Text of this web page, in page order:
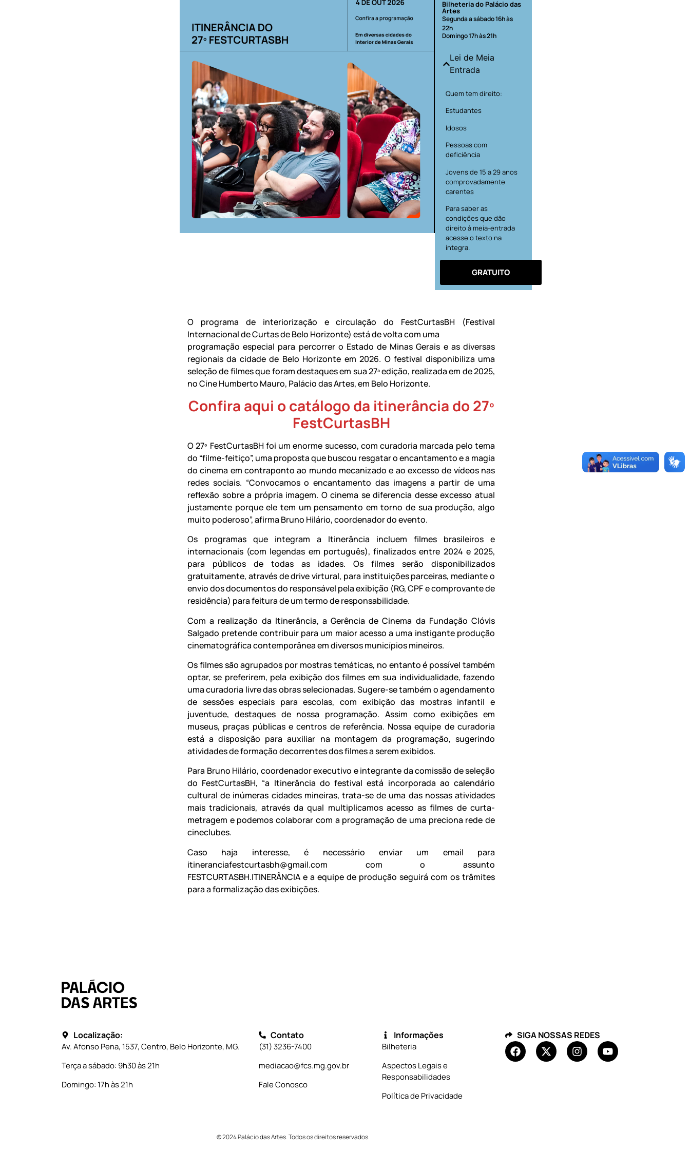
Bilheteria do Palácio das
Artes
Segunda a sábado 16h às
22h
Domingo 17h às 21h
Lei de Meia
Entrada
Quem tem direito:
Estudantes
Idosos
Pessoas com
deficiência
Jovens de 15 a 29 anos
comprovadamente
carentes
Para saber as
condições que dão
direito à meia-entrada
acesse o texto na
íntegra.
GRATUITO
O programa de interiorização e circulação do FestCurtasBH (Festival
Internacional de Curtas de Belo Horizonte) está de volta com uma
programação especial para percorrer o Estado de Minas Gerais e as diversas
regionais da cidade de Belo Horizonte em 2026. O festival disponibiliza uma
seleção de filmes que foram destaques em sua 27ª edição, realizada em de 2025,
no Cine Humberto Mauro, Palácio das Artes, em Belo Horizonte.
Confira aqui o catálogo da itinerância do 27º
FestCurtasBH
O 27º FestCurtasBH foi um enorme sucesso, com curadoria marcada pelo tema
do “filme-feitiço”, uma proposta que buscou resgatar o encantamento e a magia
do cinema em contraponto ao mundo mecanizado e ao excesso de vídeos nas
redes sociais. “Convocamos o encantamento das imagens a partir de uma
reflexão sobre a própria imagem. O cinema se diferencia desse excesso atual
justamente porque ele tem um pensamento em torno de sua produção, algo
muito poderoso”, afirma Bruno Hilário, coordenador do evento.
Os programas que integram a Itinerância incluem filmes brasileiros e
internacionais (com legendas em português), finalizados entre 2024 e 2025,
para públicos de todas as idades. Os filmes serão disponibilizados
gratuitamente, através de drive virtural, para instituições parceiras, mediante o
envio dos documentos do responsável pela exibição (RG, CPF e comprovante de
residência) para feitura de um termo de responsabilidade.
Com a realização da Itinerância, a Gerência de Cinema da Fundação Clóvis
Salgado pretende contribuir para um maior acesso a uma instigante produção
cinematográfica contemporânea em diversos municípios mineiros.
Os filmes são agrupados por mostras temáticas, no entanto é possível também
optar, se preferirem, pela exibição dos filmes em sua individualidade, fazendo
uma curadoria livre das obras selecionadas. Sugere-se também o agendamento
de sessões especiais para escolas, com exibição das mostras infantil e
juventude, destaques de nossa programação. Assim como exibições em
museus, praças públicas e centros de referência. Nossa equipe de curadoria
está a disposição para auxiliar na montagem da programação, sugerindo
atividades de formação decorrentes dos filmes a serem exibidos.
Para Bruno Hilário, coordenador executivo e integrante da comissão de seleção
do FestCurtasBH, “a Itinerância do festival está incorporada ao calendário
cultural de inúmeras cidades mineiras, trata-se de uma das nossas atividades
mais tradicionais, através da qual multiplicamos acesso as filmes de curta-
metragem e podemos colaborar com a programação de uma preciona rede de
cineclubes.
Caso haja interesse, é necessário enviar um email para
itineranciafestcurtasbh@gmail.com com o assunto
FESTCURTASBH.ITINERÂNCIA e a equipe de produção seguirá com os trâmites
para a formalização das exibições.
Localização:
Av. Afonso Pena, 1537, Centro, Belo Horizonte, MG.
Terça a sábado: 9h30 às 21h
Domingo: 17h às 21h
Contato
(31) 3236-7400
mediacao@fcs.mg.gov.br
Fale Conosco
Informações
Bilheteria
Aspectos Legais e
Responsabilidades
Política de Privacidade
SIGA NOSSAS REDES
© 2024 Palácio das Artes. Todos os direitos reservados.